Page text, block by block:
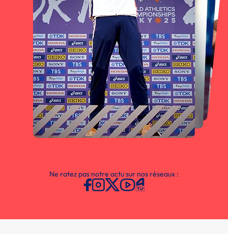
Ne ratez pas notre actu sur nos réseaux :